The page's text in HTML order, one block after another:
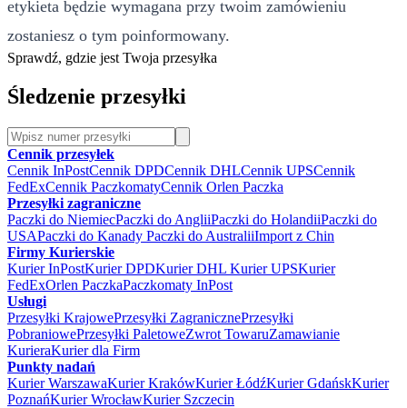
etykieta będzie wymagana przy twoim zamówieniu
zostaniesz o tym poinformowany.
Sprawdź, gdzie jest Twoja przesyłka
Śledzenie przesyłki
Cennik przesyłek
Cennik InPostCennik DPDCennik DHLCennik UPSCennik
FedExCennik PaczkomatyCennik Orlen Paczka
Przesyłki zagraniczne
Paczki do NiemiecPaczki do AngliiPaczki do HolandiiPaczki do
USAPaczki do Kanady Paczki do AustraliiImport z Chin
Firmy Kurierskie
Kurier InPostKurier DPDKurier DHL Kurier UPSKurier
FedExOrlen PaczkaPaczkomaty InPost
Usługi
Przesyłki KrajowePrzesyłki ZagranicznePrzesyłki
PobraniowePrzesyłki PaletoweZwrot TowaruZamawianie
KurieraKurier dla Firm
Punkty nadań
Kurier WarszawaKurier KrakówKurier ŁódźKurier GdańskKurier
PoznańKurier WrocławKurier Szczecin